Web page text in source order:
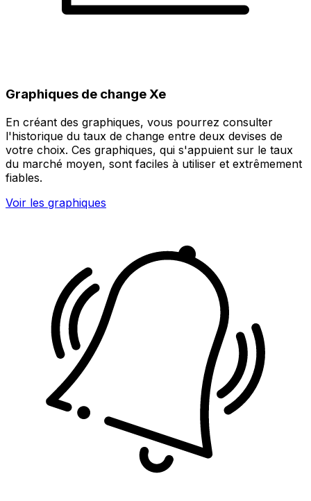
Graphiques de change Xe
En créant des graphiques, vous pourrez consulter
l'historique du taux de change entre deux devises de
votre choix. Ces graphiques, qui s'appuient sur le taux
du marché moyen, sont faciles à utiliser et extrêmement
fiables.
Voir les graphiques